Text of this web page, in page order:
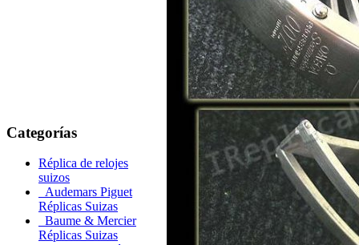
Categorías
Réplica de relojes
suizos
Audemars Piguet
Réplicas Suizas
Baume & Mercier
Réplicas Suizas